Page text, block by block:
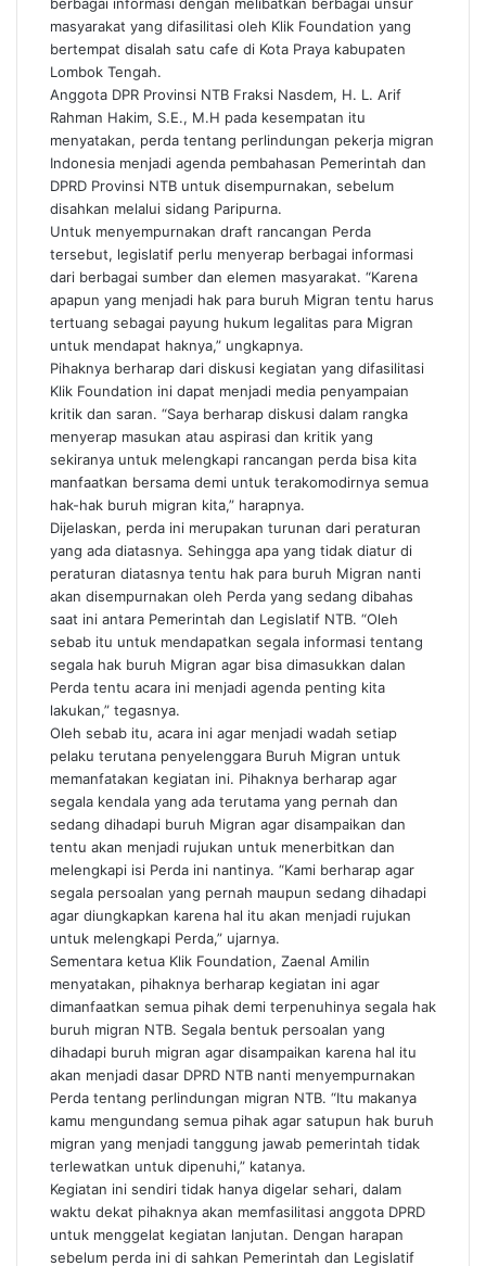
masyarakat yang difasilitasi oleh Klik Foundation yang
bertempat disalah satu cafe di Kota Praya kabupaten
Lombok Tengah.
Anggota DPR Provinsi NTB Fraksi Nasdem, H. L. Arif
Rahman Hakim, S.E., M.H pada kesempatan itu
menyatakan, perda tentang perlindungan pekerja migran
Indonesia menjadi agenda pembahasan Pemerintah dan
DPRD Provinsi NTB untuk disempurnakan, sebelum
disahkan melalui sidang Paripurna.
Untuk menyempurnakan draft rancangan Perda
tersebut, legislatif perlu menyerap berbagai informasi
dari berbagai sumber dan elemen masyarakat. “Karena
apapun yang menjadi hak para buruh Migran tentu harus
tertuang sebagai payung hukum legalitas para Migran
untuk mendapat haknya,” ungkapnya.
Pihaknya berharap dari diskusi kegiatan yang difasilitasi
Klik Foundation ini dapat menjadi media penyampaian
kritik dan saran. “Saya berharap diskusi dalam rangka
menyerap masukan atau aspirasi dan kritik yang
sekiranya untuk melengkapi rancangan perda bisa kita
manfaatkan bersama demi untuk terakomodirnya semua
hak-hak buruh migran kita,” harapnya.
Dijelaskan, perda ini merupakan turunan dari peraturan
yang ada diatasnya. Sehingga apa yang tidak diatur di
peraturan diatasnya tentu hak para buruh Migran nanti
akan disempurnakan oleh Perda yang sedang dibahas
saat ini antara Pemerintah dan Legislatif NTB. “Oleh
sebab itu untuk mendapatkan segala informasi tentang
segala hak buruh Migran agar bisa dimasukkan dalan
Perda tentu acara ini menjadi agenda penting kita
lakukan,” tegasnya.
Oleh sebab itu, acara ini agar menjadi wadah setiap
pelaku terutana penyelenggara Buruh Migran untuk
memanfatakan kegiatan ini. Pihaknya berharap agar
segala kendala yang ada terutama yang pernah dan
sedang dihadapi buruh Migran agar disampaikan dan
tentu akan menjadi rujukan untuk menerbitkan dan
melengkapi isi Perda ini nantinya. “Kami berharap agar
segala persoalan yang pernah maupun sedang dihadapi
agar diungkapkan karena hal itu akan menjadi rujukan
untuk melengkapi Perda,” ujarnya.
Sementara ketua Klik Foundation, Zaenal Amilin
menyatakan, pihaknya berharap kegiatan ini agar
dimanfaatkan semua pihak demi terpenuhinya segala hak
buruh migran NTB. Segala bentuk persoalan yang
dihadapi buruh migran agar disampaikan karena hal itu
akan menjadi dasar DPRD NTB nanti menyempurnakan
Perda tentang perlindungan migran NTB. “Itu makanya
kamu mengundang semua pihak agar satupun hak buruh
migran yang menjadi tanggung jawab pemerintah tidak
terlewatkan untuk dipenuhi,” katanya.
Kegiatan ini sendiri tidak hanya digelar sehari, dalam
waktu dekat pihaknya akan memfasilitasi anggota DPRD
untuk menggelat kegiatan lanjutan. Dengan harapan
sebelum perda ini di sahkan Pemerintah dan Legislatif